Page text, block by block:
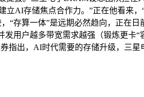
AI存储焦点合作力。”正在他看来
存算一体”是远期必然趋向，正在日
用户越多带宽需求越强（锻炼更卡
指出，AI时代需要的存储升级，三